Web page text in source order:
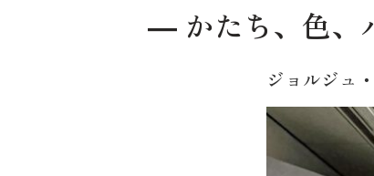
― かたち、色、
ジョルジュ